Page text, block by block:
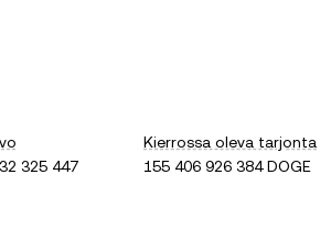
325 447
Kierrossa oleva tarjonta
155 406 926 384 DOGE